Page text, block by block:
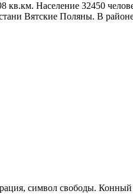
Население 32450
Вятские Поляны. В
символ свободы.